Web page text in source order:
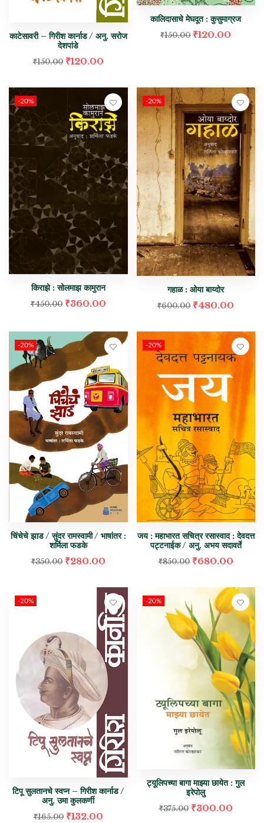
काटेसावरी – गिरीश कार्नाड / अनु. सरोज
देशपांडे
₹150.00 ₹120.00
कालिदासाचे मेघदूत : कुसुमाग्रज
₹150.00 ₹120.00
-20%
किराझे : सोलमाझ कामुरान
₹450.00 ₹360.00
-20%
गहाळ : ओया बाय्दोर
₹600.00 ₹480.00
-20%
चिंचेचे झाड / सुंदर रामस्वामी / भाषांतर :
शर्मिला फडके
₹350.00 ₹280.00
-20%
जय : महाभारत सचित्र रसास्वाद : देवदत्त
पट्टनाईक / अनु. अभय सदावर्ते
₹850.00 ₹680.00
-20%
टिपू सुलतानचे स्वप्न – गिरीश कार्नाड /
अनु. उमा कुलकर्णी
₹165.00 ₹132.00
-20%
ट्यूलिपच्या बागा माझ्या छायेत : गुल
इरेपोलु
₹375.00 ₹300.00